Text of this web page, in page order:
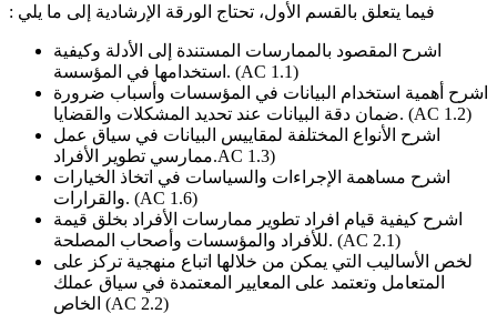
فيما يتعلق بالقسم الأول، تحتاج الورقة الإرشادية إلى ما يلي :
اشرح المقصود بالممارسات المستندة إلى الأدلة وكيفية
استخدامها في المؤسسة. (AC 1.1)
اشرح أهمية استخدام البيانات في المؤسسات وأسباب ضرورة
ضمان دقة البيانات عند تحديد المشكلات والقضايا. (AC 1.2)
اشرح الأنواع المختلفة لمقاييس البيانات في سياق عمل
ممارسي تطوير الأفراد.AC 1.3)
اشرح مساهمة الإجراءات والسياسات في اتخاذ الخيارات
والقرارات. (AC 1.6)
اشرح كيفية قيام افراد تطوير ممارسات الأفراد بخلق قيمة
للأفراد والمؤسسات وأصحاب المصلحة. (AC 2.1)
لخص الأساليب التي يمكن من خلالها اتباع منهجية تركز على
المتعامل وتعتمد على المعايير المعتمدة في سياق عملك
الخاص (AC 2.2)